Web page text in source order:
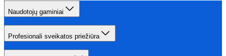
Naudotojų gaminiai
Profesionali sveikatos priežiūra